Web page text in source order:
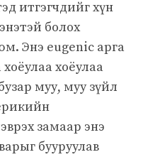
итгэгчдийг хүн
болох
Энэ eugenic арга
хоёулаа
муу, муу зүйл
замаар энэ
бууруулав